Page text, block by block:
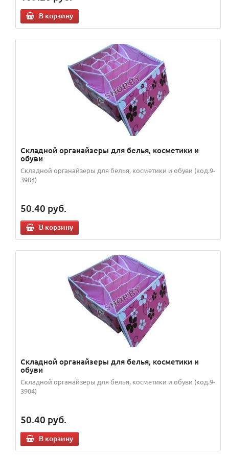
В корзину
Складной органайзеры для белья, косметики и
обуви
Складной органайзеры для белья, косметики и обуви (код.9-
3904)
50.40 руб.
В корзину
Складной органайзеры для белья, косметики и
обуви
Складной органайзеры для белья, косметики и обуви (код.9-
3904)
50.40 руб.
В корзину